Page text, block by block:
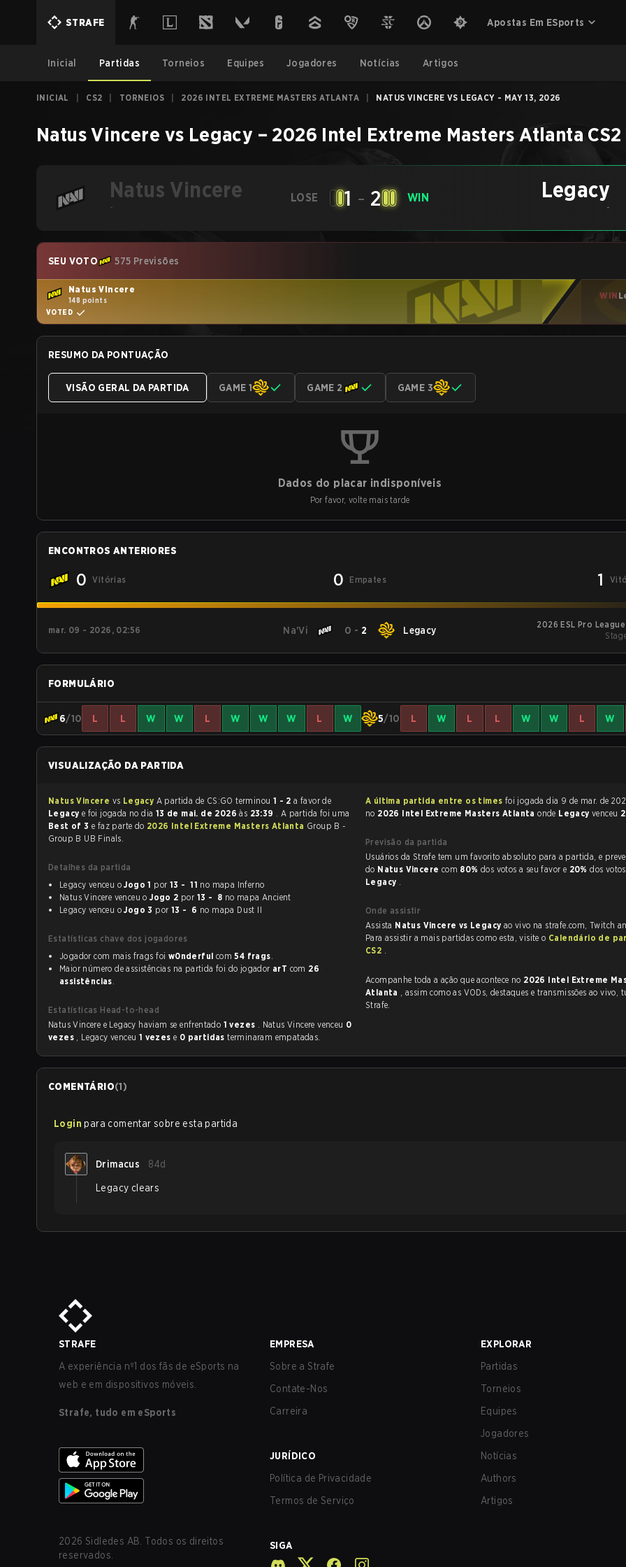
STRAFE Apostas Em ESports
Inicial Partidas Torneios Equipes Jogadores Notícias Artigos
INICIAL CS2 TORNEIOS 2026 INTEL EXTREME MASTERS ATLANTA NATUS VINCERE VS LEGACY - MAY 13, 2026
Natus Vincere vs Legacy – 2026 Intel Extreme Masters Atlanta CS2
Natus Vincere
-
LOSE 1 - 2 WIN Legacy
-
SEU VOTO 575 Previsões
Natus Vincere
148 points
VOTED
WIN
RESUMO DA PONTUAÇÃO
VISÃO GERAL DA PARTIDA GAME 1 GAME 2 GAME 3
Dados do placar indisponíveis
Por favor, volte mais tarde
ENCONTROS ANTERIORES
0 Vitórias 0 Empates 1
mar. 09 - 2026, 02:56 Na'Vi 0 - 2 Legacy
2026 ESL Pro
FORMULÁRIO
6/10 L L W W L W W W L W 5/10 L W L L W W L W
VISUALIZAÇÃO DA PARTIDA
Natus Vincere vs Legacy A partida de CS:GO terminou 1 - 2 a favor de
Legacy
e foi jogada no dia 13 de mai. de 2026às 23:39 . A partida foi uma
Best of 3 e faz parte do 2026 Intel Extreme Masters Atlanta Group B -
Group B UB Finals.
Detalhes da partida
Legacy venceu oJogo 1 por 13 - 11 no mapa Inferno
Natus Vincere venceu oJogo 2 por 13 - 8 no mapa Ancient
Legacy venceu oJogo 3 por 13 - 6 no mapa Dust II
Estatísticas chave dos jogadores
Jogador com mais frags foi w0nderful com54 frags.
Maior número de assistências na partida foi do jogador arT com 26
assistências.
Estatísticas Head-to-head
Natus Vincere e Legacy haviam se enfrentado 1 vezes . Natus Vincere venceu 0
vezes , Legacy venceu 1 vezes e 0 partidasterminaram empatadas.
A última partida entre os times
no 2026 Intel Extreme Masters Atlantaonde Legacy venceu
Previsão da partida
Usuários da Strafe tem um favorito absoluto para a partida, e preveem a vitória
do Natus Vincere com 80% dos votos a seu favor e 20%dos
Legacy .
Onde assistir
Assista Natus Vincere vs Legacy ao vivo na strafe.com, Twitch
Para assistir a mais partidas como esta, visite o Calendário de
CS2 .
Acompanhe toda a ação que acontece no 2026 Intel Extreme
Atlanta , assim como as VODs, destaques e transmissões ao vivo, tudo na
Strafe.
COMENTÁRIO(1)
Login para comentar sobre esta partida
Drimacus 84d
Legacy clears
STRAFE
A experiência nº1 dos fãs de eSports na
web e em dispositivos móveis.
Strafe, tudo em eSports
2026 Sidledes AB. Todos os direitos
reservados.
EMPRESA
Sobre a Strafe
Contate-Nos
Carreira
JURÍDICO
Política de Privacidade
Termos de Serviço
SIGA
EXPLORAR
Partidas
Torneios
Equipes
Jogadores
Notícias
Authors
Artigos